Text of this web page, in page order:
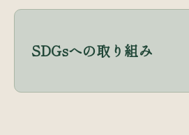
SDGsへの取り組み